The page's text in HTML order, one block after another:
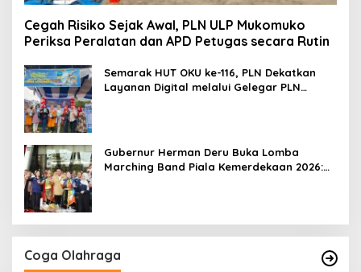
Cegah Risiko Sejak Awal, PLN ULP Mukomuko
Periksa Peralatan dan APD Petugas secara Rutin
Semarak HUT OKU ke-116, PLN Dekatkan
Layanan Digital melalui Gelegar PLN
Gubernur Herman Deru Buka Lomba
Marching Band Piala Kemerdekaan 2026:
Coga Olahraga